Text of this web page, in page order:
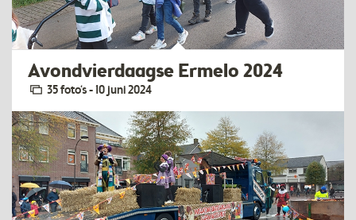
Avondvierdaagse Ermelo 2024
35 foto‘s - 10 juni 2024